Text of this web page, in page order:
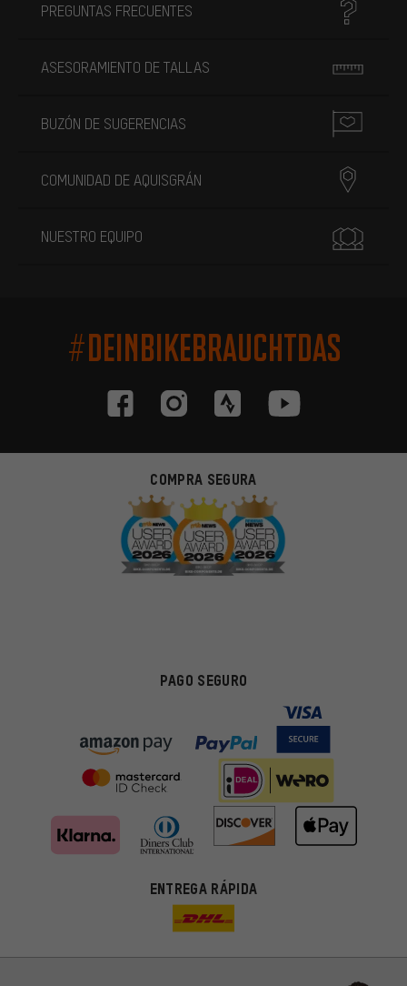
PREGUNTAS FRECUENTES
ASESORAMIENTO DE TALLAS
BUZÓN DE SUGERENCIAS
COMUNIDAD DE AQUISGRÁN
NUESTRO EQUIPO
#DEINBIKEBRAUCHTDAS
COMPRA SEGURA
PAGO SEGURO
ENTREGA RÁPIDA